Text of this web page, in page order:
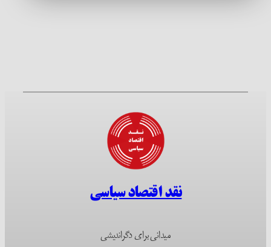
نقد اقتصاد سیاسی
میدانی برای دگراندیشی